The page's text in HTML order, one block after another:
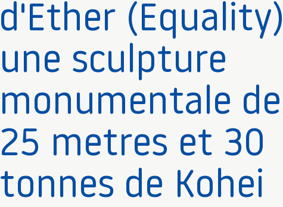
d'Ether (Equality)
une sculpture
monumentale de
25 metres et 30
tonnes de Kohei